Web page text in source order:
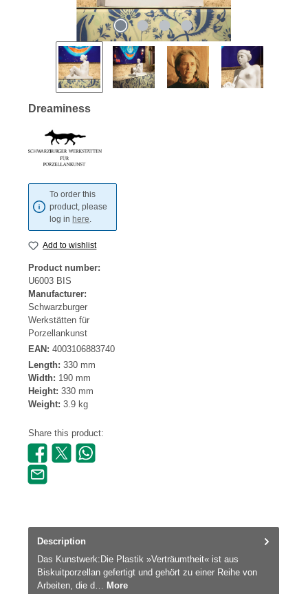
Dreaminess
To order this
product, please
log in here.
Add to wishlist
Product number:
U6003 BIS
Manufacturer:
Schwarzburger
Werkstätten für
Porzellankunst
EAN: 4003106883740
Length: 330 mm
Width: 190 mm
Height: 330 mm
Weight: 3.9 kg
Share this product:
Description
Das Kunstwerk:Die Plastik »Verträumtheit« ist aus
Biskuitporzellan gefertigt und gehört zu einer Reihe von
Arbeiten, die d… More